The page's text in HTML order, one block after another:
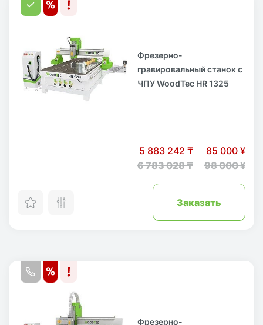
Фрезерно-
гравировальный станок с
ЧПУ WoodTec HR 1325
5 883 242 ₸
6 783 028 ₸
85 000 ¥
98 000 ¥
Заказать
Фрезерно-